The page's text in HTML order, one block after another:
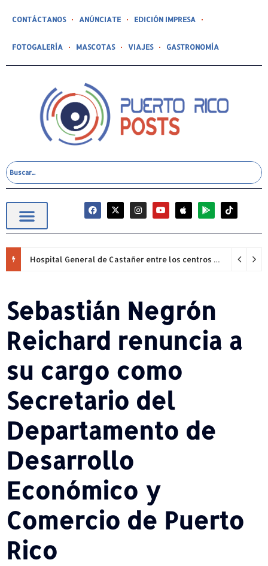
CONTÁCTANOS ANÚNCIATE EDICIÓN IMPRESA
FOTOGALERÍA MASCOTAS VIAJES GASTRONOMÍA
Hospital General de Castañer entre los centros de salud comunitarios con mejor desempeño clínico de Estados Unidos
Sebastián Negrón
Reichard renuncia a
su cargo como
Secretario del
Departamento de
Desarrollo
Económico y
Comercio de Puerto
Rico